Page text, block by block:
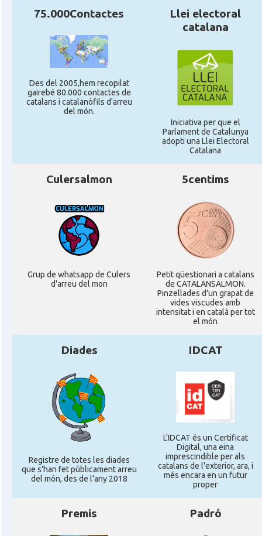
75.000Contactes
Des del 2005,hem recopilat
gairebé 80.000 contactes de
catalans i catalanòfils d'arreu
del món.
Llei electoral
catalana
Iniciativa per que el
Parlament de Catalunya
adopti una Llei Electoral
Catalana
Culersalmon
Grup de whatsapp de Culers
d'arreu del mon
5centims
Petit qüestionari a catalans
de CATALANSALMON.
Pinzellades d'un grapat de
vides viscudes amb
intensitat i en català per tot
el món
Diades
Registre de totes les diades
que s'han fet públicament arreu
del món, des de l'any 2018
IDCAT
L'IDCAT és un Certificat
Digital, una eina
imprescindible per als
catalans de l'exterior, ara, i
més encara en un futur
proper
Premis Padró